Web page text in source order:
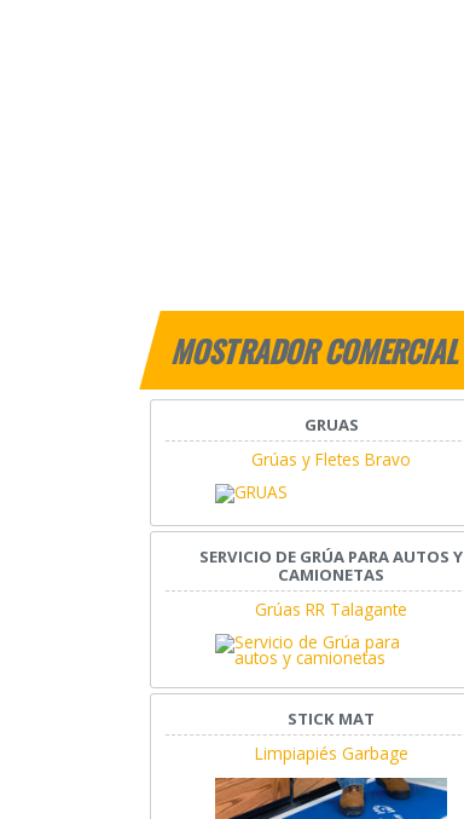
MOSTRADOR COMERCIAL
GRUAS
Grúas y Fletes Bravo
SERVICIO DE GRÚA PARA AUTOS Y
CAMIONETAS
Grúas RR Talagante
STICK MAT
Limpiapiés Garbage